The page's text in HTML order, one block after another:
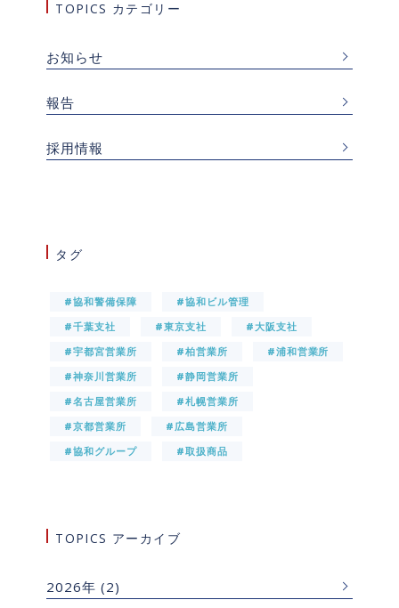
TOPICS カテゴリー
お知らせ
報告
採用情報
タグ
#協和警備保障
#協和ビル管理
#千葉支社
#東京支社
#大阪支社
#宇都宮営業所
#柏営業所
#浦和営業所
#神奈川営業所
#静岡営業所
#名古屋営業所
#札幌営業所
#京都営業所
#広島営業所
#協和グループ
#取扱商品
TOPICS アーカイブ
2026年 (2)